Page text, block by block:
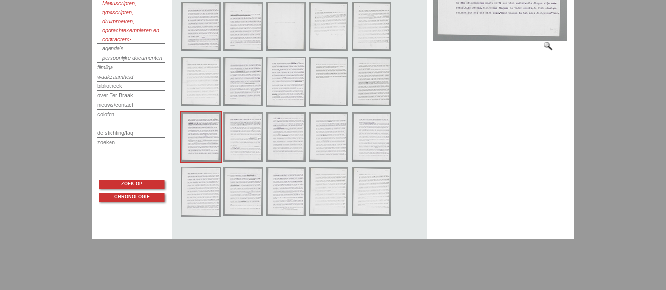
Manuscripten,
typoscripten,
drukproeven,
opdrachtexemplaren en
contracten
agenda's
persoonlijke documenten
filmliga
waakzaamheid
bibliotheek
over Ter Braak
nieuws/contact
colofon
de stichting/faq
zoeken
ZOEK OP
CHRONOLOGIE